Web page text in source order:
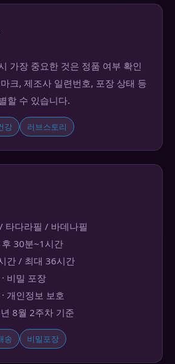
가장 중요한 것은 정품 여부 확인
크, 제조사 일련번호, 포장 상태 등
할 수 있습니다.
강 러브스토리
타다라필 / 바데나필
30분~1시간
간 / 최대 36시간
비밀 포장
개인정보 보호
8월 2주차 기준
송 비밀포장